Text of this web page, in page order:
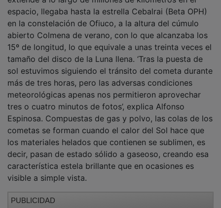
espacio, llegaba hasta la estrella Cebalrai (Beta OPH)
en la constelación de Ofiuco, a la altura del cúmulo
abierto Colmena de verano, con lo que alcanzaba los
15º de longitud, lo que equivale a unas treinta veces el
tamaño del disco de la Luna llena. ‘Tras la puesta de
sol estuvimos siguiendo el tránsito del cometa durante
más de tres horas, pero las adversas condiciones
meteorológicas apenas nos permitieron aprovechar
tres o cuatro minutos de fotos’, explica Alfonso
Espinosa. Compuestas de gas y polvo, las colas de los
cometas se forman cuando el calor del Sol hace que
los materiales helados que contienen se sublimen, es
decir, pasan de estado sólido a gaseoso, creando esa
característica estela brillante que en ocasiones es
visible a simple vista.